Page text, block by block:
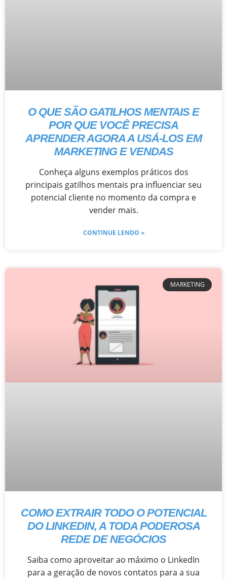
O QUE SÃO GATILHOS MENTAIS E
POR QUE VOCÊ PRECISA
APRENDER AGORA A USÁ-LOS EM
MARKETING E VENDAS
Conheça alguns exemplos práticos dos
principais gatilhos mentais pra influenciar seu
potencial cliente no momento da compra e
vender mais.
CONTINUE LENDO »
MARKETING
COMO EXTRAIR TODO O POTENCIAL
DO LINKEDIN, A TODA PODEROSA
REDE DE NEGÓCIOS
Saiba como aproveitar ao máximo o LinkedIn
para a geração de novos contatos para a sua